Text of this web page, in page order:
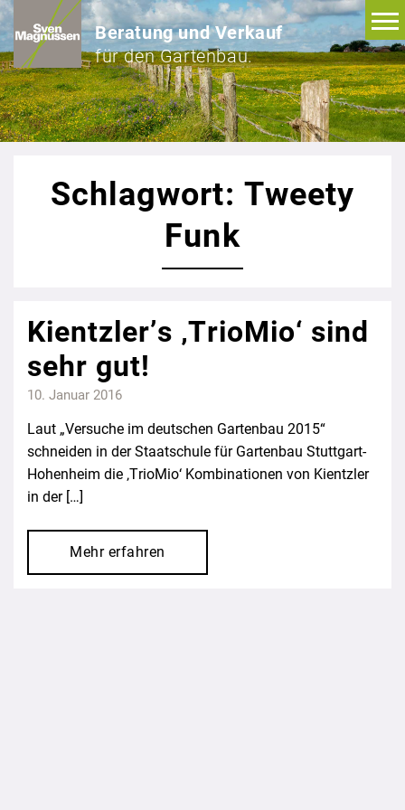
Beratung und Verkauf
für den Gartenbau.
Schlagwort: Tweety
Funk
Kientzler’s ‚TrioMio‘ sind
sehr gut!
10. Januar 2016
Laut „Versuche im deutschen Gartenbau 2015“
schneiden in der Staatschule für Gartenbau Stuttgart-
Hohenheim die ‚TrioMio‘ Kombinationen von Kientzler
in der […]
Mehr erfahren